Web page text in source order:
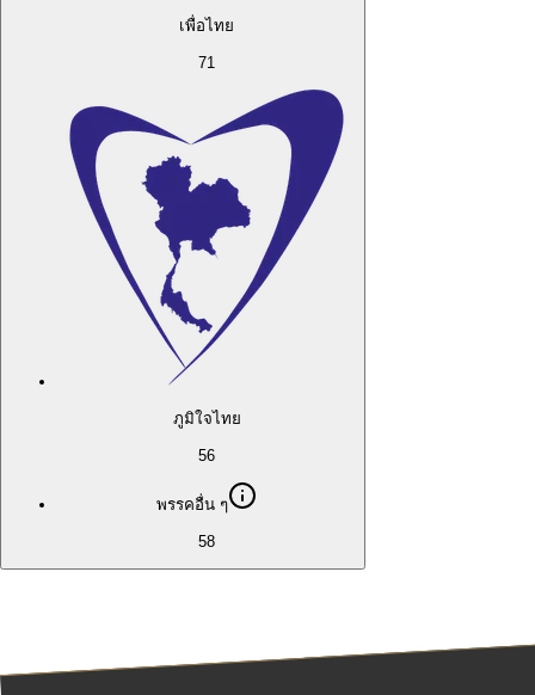
เพื่อไทย
71
ภูมิใจไทย
56
พรรคอื่น ๆ
58